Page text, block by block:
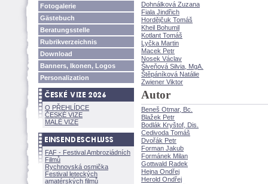
Fotogalerie
Gästebuch
Beratungsstelle
Rubrikverzeichnis
Download
Banners, Ikonen, Logos
Personalization
O PŘEHLÍDCE
ČESKÉ VIZE
MALÉ VIZE
FAF - Festival Ambroziádních
Filmů
Rychnovská osmička
Festival leteckých
amatérských filmů
Dohnálková Zuzana
Fiala Jindřich
Hordějčuk Tom
Kheil Bohumil
Kotlant Tom
Lyčka Martin
Macek Petr
Nosek Václav
iveňová Silvia, MgA.
těpáníková Natálie
Zwiener Viktor
Autor
Beneš Otmar, Bc.
Blažek Petr
Bodlák Kryštof, Dis.
Cedivoda Tom
Dvořák Petr
Forman Jakub
Formánek Milan
Gottwald Radek
Hejna Ondřej
Herold Ondřej